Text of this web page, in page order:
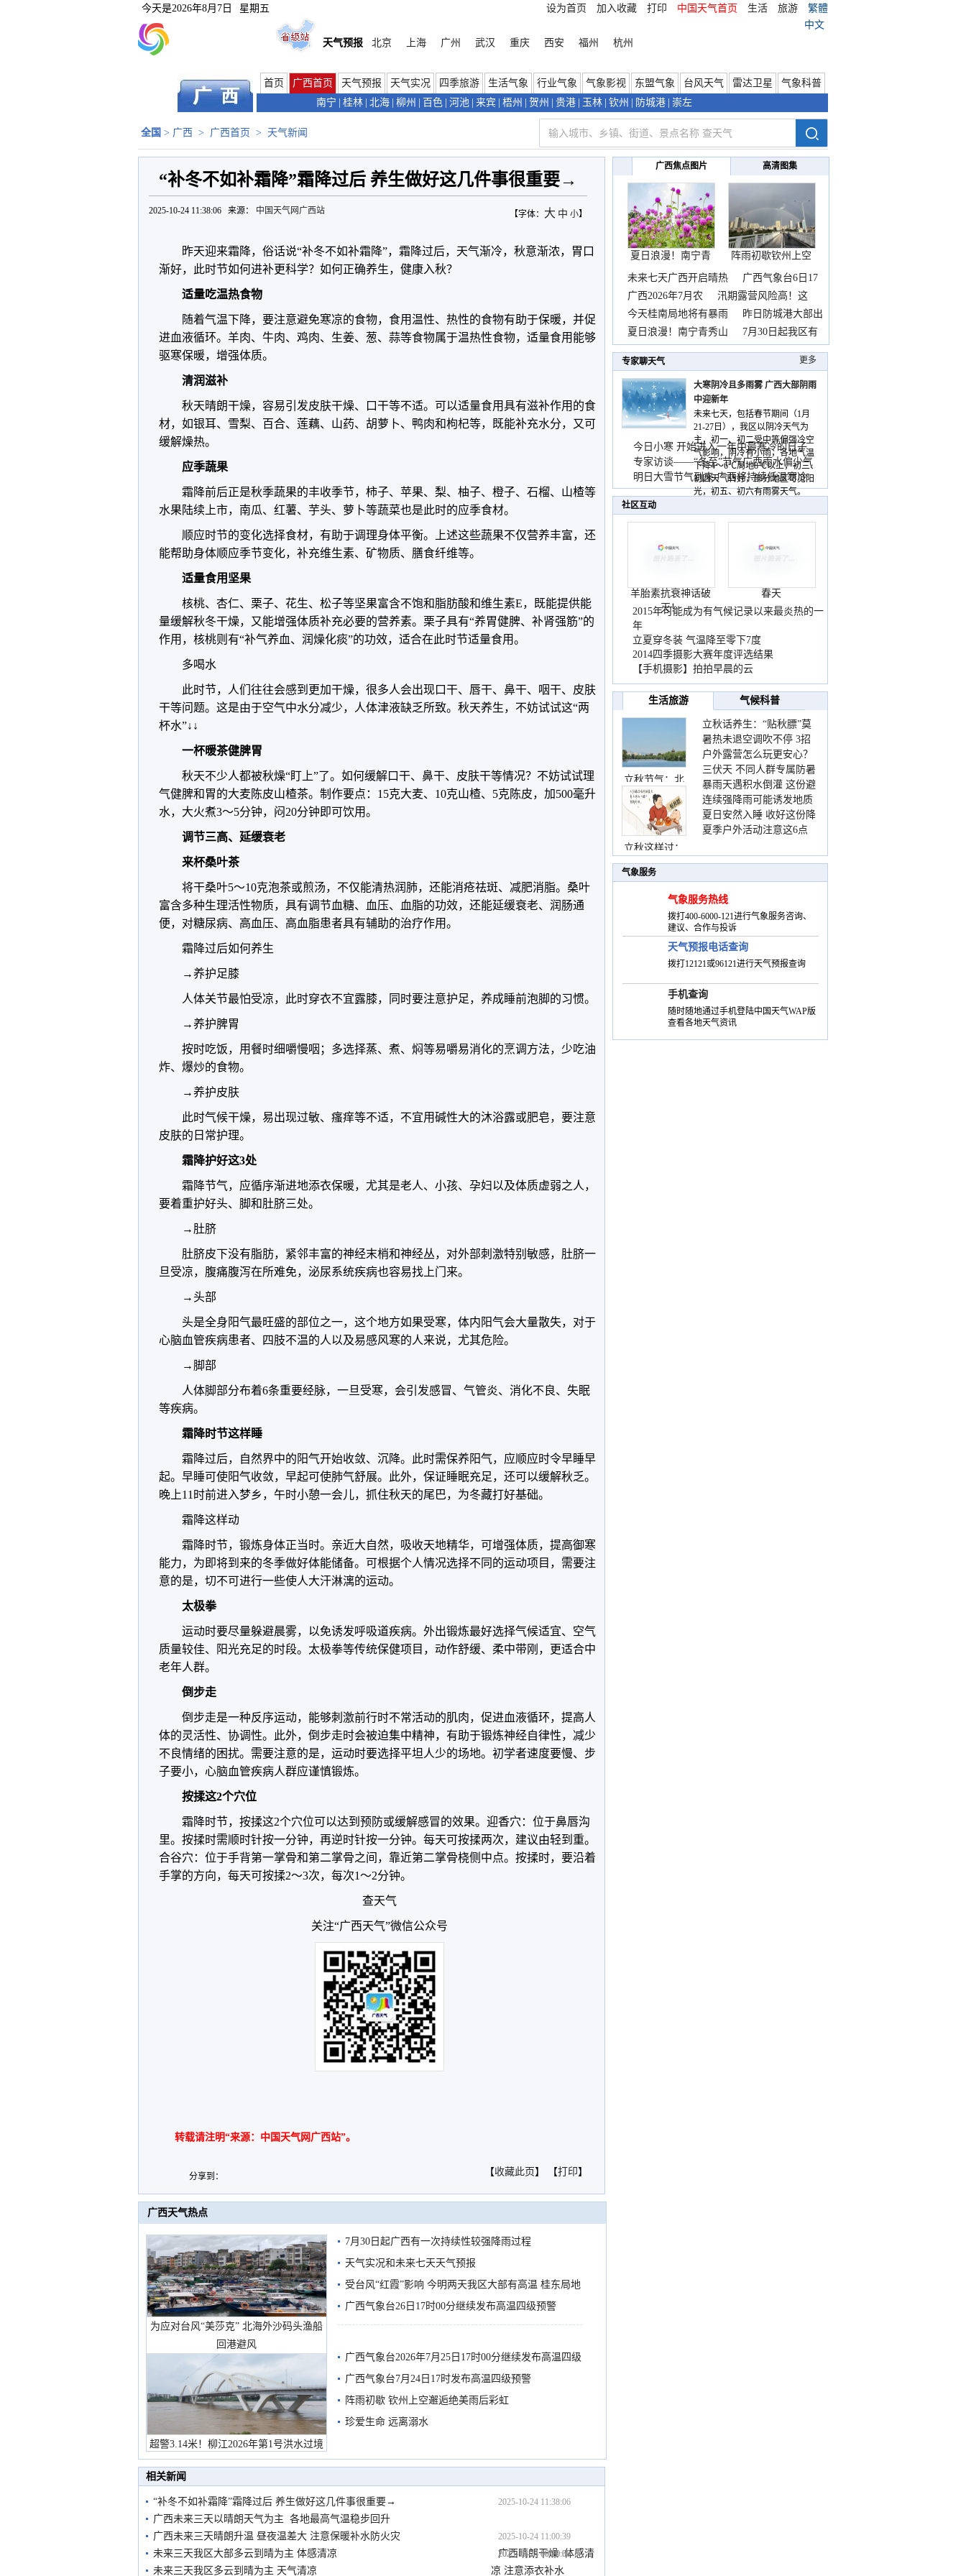
今天是2026年8月7日 星期五 设为首页 加入收藏 打印 中国天气首页 生活 旅游
繁體
中文
天气预报
北京 上海 广州 武汉 重庆 西安 福州 杭州
首页 广西首页 天气预报 天气实况 四季旅游 生活气象 行业气象 气象影视 东盟气象 台风天气 雷达卫星
气象科普
南宁
桂林 北海 柳州 百色 河池 来宾 梧州 贺州 贵港 玉林 钦州 防城港 崇左
全国 > 广西 > 广西首页 > 天气新闻
“补冬不如补霜降”霜降过后 养生做好这几件事很重要→
【字体： 大 中 小】
2025-10-24 11:38:06 来源： 中国天气网广西站
昨天迎来霜降， 俗话说“补冬不如补霜降”，霜降过后，天气渐冷，秋意渐浓，胃口
渐好，此时节如何进补更科学？ 如何正确养生，健康入秋？
适量吃温热食物
随着气温下降，要注意避免寒凉的食物，食用温性、热性的食物有助于保暖，并促
进血液循环。羊肉、牛肉、鸡肉、生姜、葱、蒜等食物属于温热性食物，适量食用能够
驱寒保暖，增强体质。
清润滋补
秋天晴朗干燥，容易引发皮肤干燥、口干等不适。可以适量食用具有滋补作用的食
材，如银耳、雪梨、百合、莲藕、山药、胡萝卜、鸭肉和枸杞等，既能补充水分，又可
缓解燥热。
应季蔬果
霜降前后正是秋季蔬果的丰收季节，柿子、苹果、梨、柚子、橙子、石榴、山楂等
水果陆续上市，南瓜、红薯、芋头、萝卜等蔬菜也是此时的应季食材。
顺应时节的变化选择食材，有助于调理身体平衡。上述这些蔬果不仅营养丰富，还
能帮助身体顺应季节变化，补充维生素、矿物质、膳食纤维等。
适量食用坚果
核桃、杏仁、栗子、花生、松子等坚果富含不饱和脂肪酸和维生素E，既能提供能
量缓解秋冬干燥，又能增强体质补充必要的营养素。栗子具有“养胃健脾、补肾强筋”的
作用，核桃则有“补气养血、润燥化痰”的功效，适合在此时节适量食用。
多喝水
此时节，人们往往会感到更加干燥，很多人会出现口干、唇干、鼻干、咽干、皮肤
干等问题。这是由于空气中水分减少，人体津液缺乏所致。秋天养生，不妨试试这“两
杯水”↓↓
一杯暖茶健脾胃
秋天不少人都被秋燥“盯上”了。如何缓解口干、鼻干、皮肤干等情况？不妨试试理
气健脾和胃的大麦陈皮山楂茶。制作要点：15克大麦、10克山楂、5克陈皮，加500毫升
水，大火煮3～5分钟，闷20分钟即可饮用。
调节三高、延缓衰老
来杯桑叶茶
将干桑叶5～10克泡茶或煎汤，不仅能清热润肺，还能消疮祛斑、减肥消脂。桑叶
富含多种生理活性物质，具有调节血糖、血压、血脂的功效，还能延缓衰老、润肠通
便，对糖尿病、高血压、高血脂患者具有辅助的治疗作用。
霜降过后如何养生
→养护足膝
人体关节最怕受凉，此时穿衣不宜露膝，同时要注意护足，养成睡前泡脚的习惯。
→养护脾胃
按时吃饭，用餐时细嚼慢咽；多选择蒸、煮、焖等易嚼易消化的烹调方法，少吃油
炸、爆炒的食物。
→养护皮肤
此时气候干燥，易出现过敏、瘙痒等不适，不宜用碱性大的沐浴露或肥皂，要注意
皮肤的日常护理。
霜降护好这3处
霜降节气，应循序渐进地添衣保暖，尤其是老人、小孩、孕妇以及体质虚弱之人，
要着重护好头、脚和肚脐三处。
→肚脐
肚脐皮下没有脂肪，紧邻丰富的神经末梢和神经丛，对外部刺激特别敏感，肚脐一
旦受凉，腹痛腹泻在所难免，泌尿系统疾病也容易找上门来。
→头部
头是全身阳气最旺盛的部位之一，这个地方如果受寒，体内阳气会大量散失，对于
心脑血管疾病患者、四肢不温的人以及易感风寒的人来说，尤其危险。
→脚部
人体脚部分布着6条重要经脉，一旦受寒，会引发感冒、气管炎、消化不良、失眠
等疾病。
霜降时节这样睡
霜降过后，自然界中的阳气开始收敛、沉降。此时需保养阳气，应顺应时令早睡早
起。早睡可使阳气收敛，早起可使肺气舒展。此外，保证睡眠充足，还可以缓解秋乏。
晚上11时前进入梦乡，午时小憩一会儿，抓住秋天的尾巴，为冬藏打好基础。
霜降这样动
霜降时节，锻炼身体正当时。亲近大自然，吸收天地精华，可增强体质，提高御寒
能力，为即将到来的冬季做好体能储备。可根据个人情况选择不同的运动项目，需要注
意的是，切不可进行一些使人大汗淋漓的运动。
太极拳
运动时要尽量躲避晨雾，以免诱发呼吸道疾病。外出锻炼最好选择气候适宜、空气
质量较佳、阳光充足的时段。太极拳等传统保健项目，动作舒缓、柔中带刚，更适合中
老年人群。
倒步走
倒步走是一种反序运动，能够刺激前行时不常活动的肌肉，促进血液循环，提高人
体的灵活性、协调性。此外，倒步走时会被迫集中精神，有助于锻炼神经自律性，减少
不良情绪的困扰。需要注意的是，运动时要选择平坦人少的场地。初学者速度要慢、步
子要小，心脑血管疾病人群应谨慎锻炼。
按揉这2个穴位
霜降时节，按揉这2个穴位可以达到预防或缓解感冒的效果。迎香穴：位于鼻唇沟
里。按揉时需顺时针按一分钟，再逆时针按一分钟。每天可按揉两次，建议由轻到重。
合谷穴：位于手背第一掌骨和第二掌骨之间，靠近第二掌骨桡侧中点。按揉时，要沿着
手掌的方向，每天可按揉2～3次，每次1～2分钟。
查天气
关注“广西天气”微信公众号
转载请注明“来源：中国天气网广西站”。
分享到： 【收藏此页 】 【打印】
广西天气热点
为应对台风“美莎克” 北海外沙码头渔船
回港避风
超警3.14米！柳江2026年第1号洪水过境
市民在堤岸见证汛况
7月30日起广西有一次持续性较强降雨过程
天气实况和未来七天天气预报
受台风“红霞”影响 今明两天我区大部有高温 桂东局地
有较强降雨
广西气象台26日17时00分继续发布高温四级预警
广西气象台2026年7月25日17时00分继续发布高温四级
预警
广西气象台7月24日17时发布高温四级预警
阵雨初歇 钦州上空邂逅绝美雨后彩虹
珍爱生命 远离溺水
相关新闻
“补冬不如补霜降”霜降过后 养生做好这几件事很重要→ 2025-10-24 11:38:06
广西未来三天以晴朗天气为主 各地最高气温稳步回升
2025-10-24 11:00:39
广西未来三天晴朗升温 昼夜温差大 注意保暖补水防火灾
2025-10-24 08:00:39
广西晴朗干燥  体感清
凉 注意添衣补水
2025-10-24 00:10:00
未来三天我区大部多云到晴为主 体感清凉 2025-10-23 19:10:00
未来三天我区多云到晴为主 天气清凉
广西焦点图片 高清图集
夏日浪漫！南宁青
秀山
阵雨初歇钦州上空
邂逅
未来七天广西开启晴热
广西气象台6日17
时
广西2026年7月农
汛期露营风险高！这
份
今天桂南局地将有暴雨
昨日防城港大部出
现暴
夏日浪漫！南宁青秀山
7月30日起我区有
持
专家聊天气 更多
大寒阴冷且多雨雾 广西大部阴雨
中迎新年
未来七天，包括春节期间（1月
21-27日），我区以阴冷天气为
主，初一、初二受中等偏强冷空
气影响，阴冷有小雨，各地气温
下降4～6℃局地8℃以上，初三、
初四天气转好，部分地区可见阳
光，初五、初六有雨雾天气。
今日小寒 开始进入一年中最寒冷的日子
专家访谈——“冬至”节气广西雨水偏少气
温低
明日大雪节气到来 广西将持续低温寒冷
天气
社区互动
羊胎素抗衰神话破
灭！
春天
2015年可能成为有气候记录以来最炎热的一
年
立夏穿冬装 气温降至零下7度
2014四季摄影大赛年度评选结果
【手机摄影】拍拍早晨的云
生活旅游 气候科普
立秋节气：北
立秋这样过：
立秋话养生：“贴秋膘”莫
着急 先清暑再防燥
暑热未退空调吹不停 3招
护住肩颈不酸痛
户外露营怎么玩更安心？
这份攻略请收好
三伏天 不同人群专属防暑
要点请收好
暴雨天遇积水倒灌 这份避
险提示请收好
连续强降雨可能诱发地质
灾害 这些前兆要知道
夏日安然入睡 收好这份降
温小贴士
夏季户外活动注意这6点
气象服务
气象服务热线
拨打400-6000-121进行气象服务咨询、
建议、合作与投诉
天气预报电话查询
拨打12121或96121进行天气预报查询
手机查询
随时随地通过手机登陆中国天气WAP版
查看各地天气资讯